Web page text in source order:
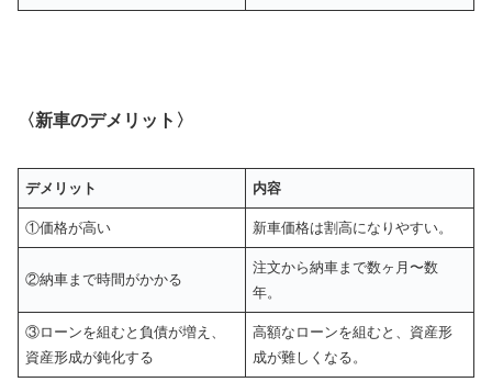
〈新車のデメリット〉
デメリット 内容
①価格が高い 新車価格は割高になりやすい。
②納車まで時間がかかる
注文から納車まで数ヶ月〜数
年。
③ローンを組むと負債が増え、
資産形成が鈍化する
高額なローンを組むと、資産形
成が難しくなる。